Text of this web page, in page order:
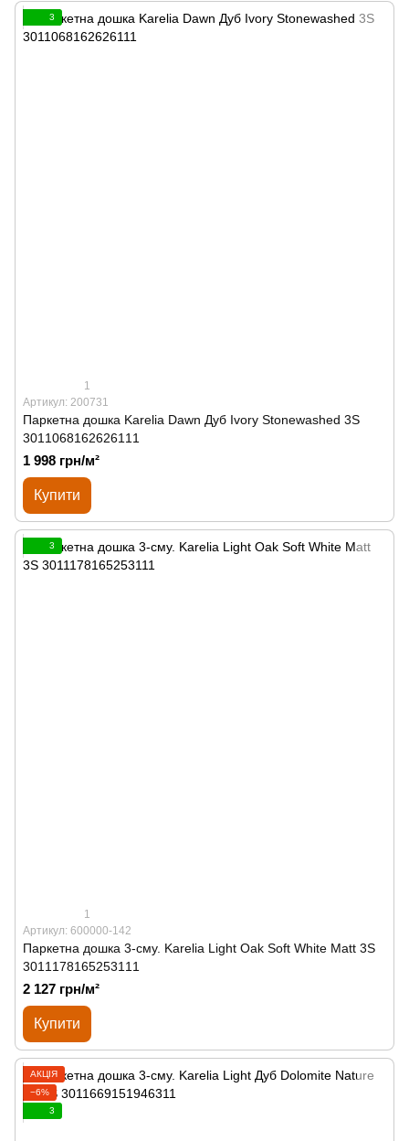
3
1
Артикул: 200731
Паркетна дошка Karelia Dawn Дуб Ivory Stonewashed 3S
3011068162626111
1 998 грн/м²
Купити
3
1
Артикул: 600000-142
Паркетна дошка 3-сму. Karelia Light Oak Soft White Matt 3S
3011178165253111
2 127 грн/м²
Купити
АКЦІЯ
−6%
3